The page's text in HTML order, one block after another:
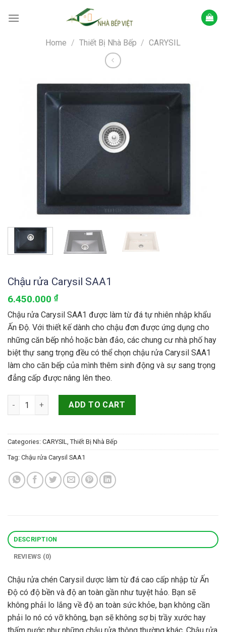
Home / Thiết Bị Nhà Bếp / CARYSIL
Chậu rửa Carysil SAA1
6.450.000 ₫
Chậu rửa Carysil SAA1 được làm từ đá tự nhiên nhập khẩu
Ấn Độ. Với thiết kế dành cho chậu đơn được ứng dụng cho
những căn bếp nhỏ hoặc bàn đảo, các chung cư nhà phố hay
biệt thự sang trọng đều có thể chọn chậu rửa Carysil SAA1
làm cho căn bếp của mình thêm sinh động và sự sang trọng
đẳng cấp được nâng lên theo.
Chậu rửa Carysil SAA1 quantity
ADD TO CART
Categories: CARYSIL, Thiết Bị Nhà Bếp
Tag: Chậu rửa Carysil SAA1
DESCRIPTION
REVIEWS (0)
Chậu rửa chén Carysil dược làm từ đá cao cấp nhập từ Ấn
Độ có độ bền và độ an toàn gần như tuyệt hảo. Bạn sẽ
không phải lo lắng về độ an toàn sức khỏe, bạn không cần
phải lo nó có vỡ không, bạn sẽ không sợ bị trầy xước hay